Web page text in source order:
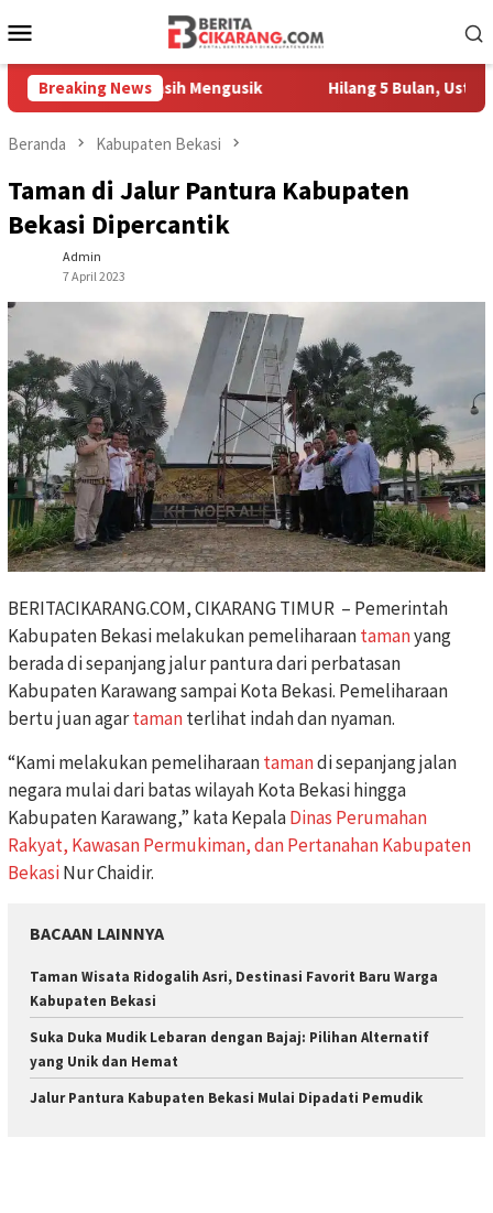
ke
Mobile
Breaking News
Masih Mengusik Hilang 5 Bulan, Ustadz
Beranda Kabupaten Bekasi
Taman di Jalur Pantura Kabupaten
Bekasi Dipercantik
Admin
7 April 2023
BERITACIKARANG.COM, CIKARANG TIMUR – Pemerintah
Kabupaten Bekasi melakukan pemeliharaantamanyang
berada di sepanjang jalur pantura dari perbatasan
Kabupaten Karawang sampai Kota Bekasi. Pemeliharaan
bertu juan agartamanterlihat indah dan nyaman.
“Kami melakukan pemeliharaantamandi sepanjang jalan
negara mulai dari batas wilayah Kota Bekasi hingga
Kabupaten Karawang,” kata KepalaDinas Perumahan
Rakyat, Kawasan Permukiman, dan Pertanahan Kabupaten
BekasiNur Chaidir.
BACAAN LAINNYA
Taman Wisata Ridogalih Asri, Destinasi Favorit Baru Warga
Kabupaten Bekasi
Suka Duka Mudik Lebaran dengan Bajaj: Pilihan Alternatif
yang Unik dan Hemat
Jalur Pantura Kabupaten Bekasi Mulai Dipadati Pemudik